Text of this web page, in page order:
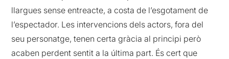
llargues sense entreacte, a costa de l’esgotament de
l’espectador. Les intervencions dels actors, fora del
seu personatge, tenen certa gràcia al principi però
acaben perdent sentit a la última part. És cert que